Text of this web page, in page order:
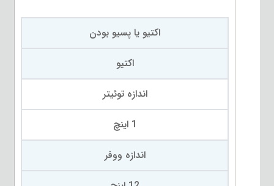
اکتیو یا پسیو بودن
اکتیو
اندازه توئیتر
1 اینچ
اندازه ووفر